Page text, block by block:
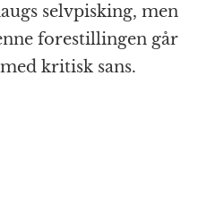
selvpisking, men
forestillingen går
kritisk sans.